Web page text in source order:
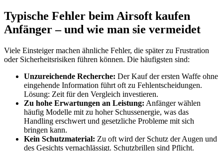
Typische Fehler beim Airsoft kaufen
Anfänger – und wie man sie vermeidet
Viele Einsteiger machen ähnliche Fehler, die später zu Frustration
oder Sicherheitsrisiken führen können. Die häufigsten sind:
Unzureichende Recherche: Der Kauf der ersten Waffe ohne
eingehende Information führt oft zu Fehlentscheidungen.
Lösung: Zeit für den Vergleich investieren.
Zu hohe Erwartungen an Leistung: Anfänger wählen
häufig Modelle mit zu hoher Schussenergie, was das
Handling erschwert und gesetzliche Probleme mit sich
bringen kann.
Kein Schutzmaterial: Zu oft wird der Schutz der Augen und
des Gesichts vernachlässigt. Schutzbrillen sind Pflicht.